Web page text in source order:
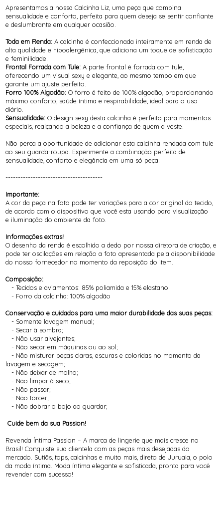
Apresentamos a nossa Calcinha Liz, uma peça que combina
sensualidade e conforto, perfeita para quem deseja se sentir confiante
e deslumbrante em qualquer ocasião.
Toda em Renda: A calcinha é confeccionada inteiramente em renda de
alta qualidade e hipoalergênica, que adiciona um toque de sofisticação
e feminilidade.
Frontal Forrada com Tule: A parte frontal é forrada com tule,
oferecendo um visual sexy e elegante, ao mesmo tempo em que
garante um ajuste perfeito.
Forro 100% Algodão: O forro é feito de 100% algodão, proporcionando
máximo conforto, saúde íntima e respirabilidade, ideal para o uso
diário.
Sensualidade: O design sexy desta calcinha é perfeito para momentos
especiais, realçando a beleza e a confiança de quem a veste.
Não perca a oportunidade de adicionar esta calcinha rendada com tule
ao seu guarda-roupa. Experimente a combinação perfeita de
sensualidade, conforto e elegância em uma só peça.
---------------------------------------
Importante:
A cor da peça na foto pode ter variações para a cor original do tecido,
de acordo com o dispositivo que você esta usando para visualização
e iluminação do ambiente da foto.
Informações extras!
O desenho da renda é escolhido a dedo por nossa diretora de criação, e
pode ter oscilações em relação a foto apresentada pela disponibilidade
do nosso fornecedor no momento da reposição do item.
Composição:
- Tecidos e aviamentos: 85% poliamida e 15% elastano
- Forro da calcinha: 100% algodão
Conservação e cuidados para uma maior durabilidade das suas peças:
- Somente lavagem manual;
- Secar à sombra;
- Não usar alvejantes;
- Não secar em máquinas ou ao sol;
- Não misturar peças claras, escuras e coloridas no momento da
lavagem e secagem;
- Não deixar de molho;
- Não limpar à seco;
- Não passar;
- Não torcer;
- Não dobrar o bojo ao guardar;
Cuide bem da sua Passion!
Revenda Íntima Passion – A marca de lingerie que mais cresce no
Brasil! Conquiste sua clientela com as peças mais desejadas do
mercado. Sutiãs, tops, calcinhas e muito mais, direto de Juruaia, o polo
da moda íntima. Moda íntima elegante e sofisticada, pronta para você
revender com sucesso!